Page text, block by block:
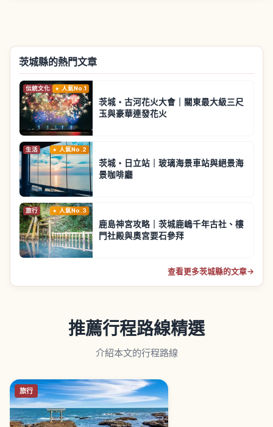
茨城縣的熱門文章
伝統文化 人氣No.1
茨城・古河花火大會｜關東最大級三尺
玉與豪華連發花火
生活 人氣No.2
茨城・日立站｜玻璃海景車站與絕景海
景咖啡廳
旅行 人氣No.3
鹿島神宮攻略｜茨城鹿嶋千年古社、樓
門社殿與奧宮要石參拜
查看更多茨城縣的文章→
推薦行程路線精選
介紹本文的行程路線
旅行